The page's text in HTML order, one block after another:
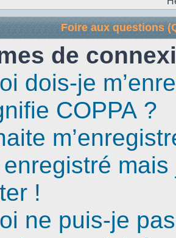
Foire aux questions
de
dois-je
COPPA ?
!
ne puis-je